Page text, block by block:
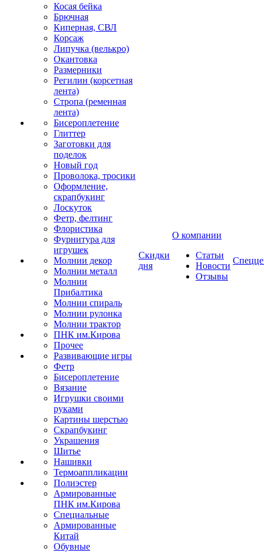
Косая бейка
Брючная
Киперная, СВЛ
Корсаж
Липучка (велькро)
Окантовка
Размерники
Регилин (корсетная
лента)
Стропа (ременная
лента)
Бисероплетение
Глиттер
Заготовки для
поделок
Новый год
Проволока, тросики
Оформление,
скрапбукинг
Лоскуток
Фетр, фелтинг
Флористика
Фурнитура для
игрушек
Молнии декор
Молнии металл
Молнии
Прибалтика
Молнии спираль
Молнии рулонка
Молнии трактор
ПНК им.Кирова
Прочее
Развивающие игры
Фетр
Бисероплетение
Вязание
Игрушки своими
руками
Картины шерстью
Скрапбукинг
Украшения
Шитье
Нашивки
Термоаппликации
Полиэстер
Армированные
ПНК им.Кирова
Специальные
Армированные
Китай
Обувные
Скидки
дня
О компании
Статьи
Новости
Отзывы